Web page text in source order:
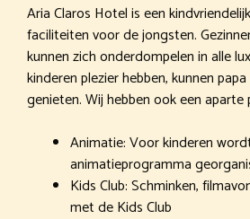
Aria Claros Hotel is een
faciliteiten voor de jongsten.
kunnen zich onderdompelen in alle
kinderen plezier hebben, kunnen
genieten. Wij hebben ook een aparte
Animatie: Voor kinderen
animatieprogramma
Kids Club: Schminken,
met de Kids Club